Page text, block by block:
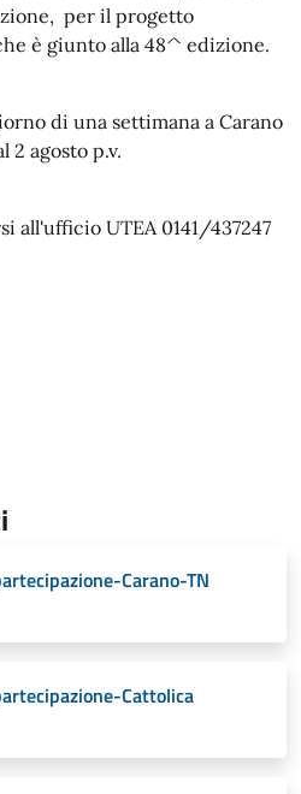
per il progetto
è giunto alla 48^ edizione.
di una settimana a Carano
2 agosto p.v.
all'ufficio UTEA 0141/437247
Carano-TN
Cattolica